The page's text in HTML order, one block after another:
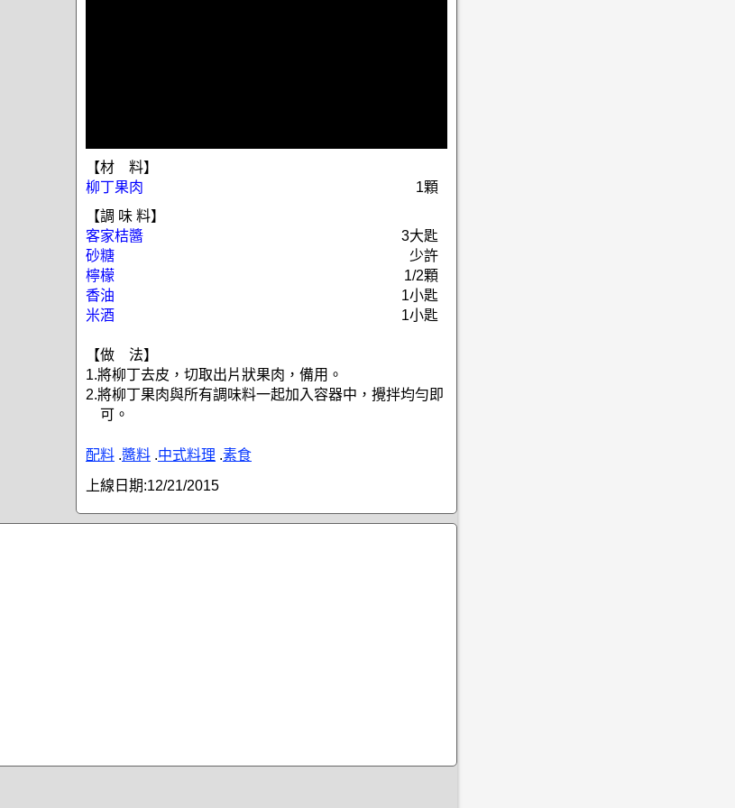
【材 料】
柳丁果肉
1顆
【調 味 料】
客家桔醬
3大匙
砂糖
少許
檸檬
1/2顆
香油
1小匙
米酒
1小匙
【做 法】
1.將柳丁去皮，切取出片狀果肉，備用。
2.將柳丁果肉與所有調味料一起加入容器中，攪拌均勻即
可。
配料 .醬料 .中式料理 .素食
上線日期:12/21/2015